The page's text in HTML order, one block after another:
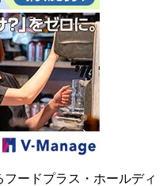
ードプラス・ホールディ